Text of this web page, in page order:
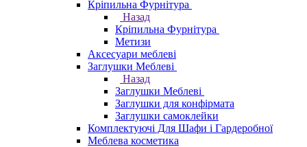
Кріпильна Фурнітура
Назад
Кріпильна Фурнітура
Метизи
Аксесуари меблеві
Заглушки Меблеві
Назад
Заглушки Меблеві
Заглушки для конфірмата
Заглушки самоклейки
Комплектуючі Для Шафи і Гардеробної
Меблева косметика